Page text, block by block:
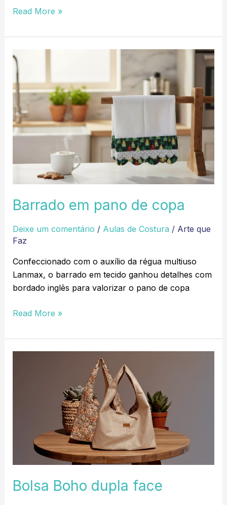
Read More »
Barrado em pano de copa
Deixe um comentário / Aulas de Costura / Arte que
Faz
Confeccionado com o auxílio da régua multiuso
Lanmax, o barrado em tecido ganhou detalhes com
bordado inglês para valorizar o pano de copa
Barrado
em
pano
de
copa
Read More »
Bolsa Boho dupla face